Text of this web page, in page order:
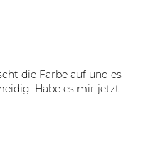
die Farbe auf und es
Habe es mir jetzt